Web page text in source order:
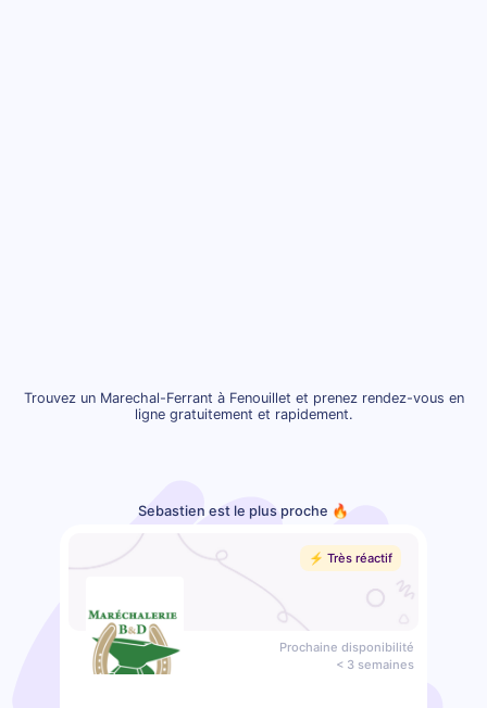
Trouvez un Marechal-Ferrant à Fenouillet et prenez rendez-vous en
ligne gratuitement et rapidement.
Sebastien est le plus proche 🔥
⚡️ Très réactif
Prochaine disponibilité
< 3 semaines